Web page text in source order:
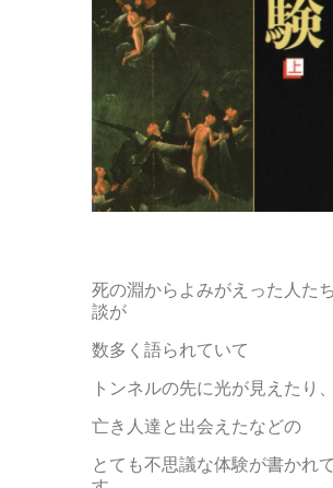
死の淵からよみがえった人た
談が
数多く語られていて
トンネルの先に光が見えたり、
亡き人達と出会えたなどの
とても不思議な体験が書かれ